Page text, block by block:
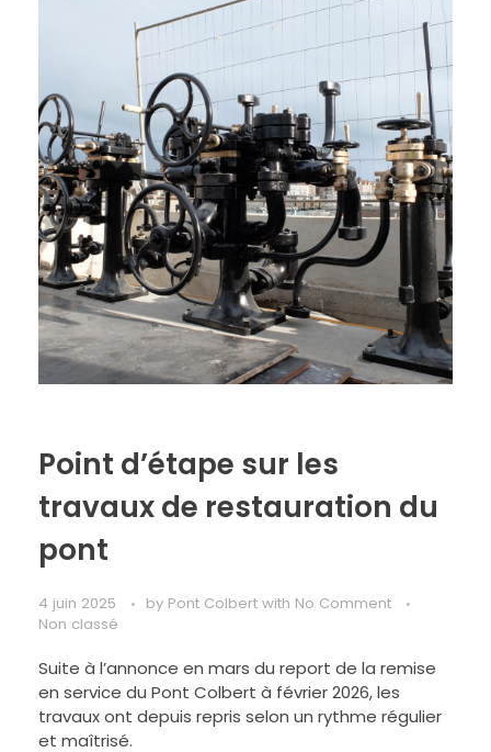
Point d’étape sur les
travaux de restauration du
pont
4 juin 2025 by Pont Colbert with No Comment
Non classé
Suite à l’annonce en mars du report de la remise
en service du Pont Colbert à février 2026, les
travaux ont depuis repris selon un rythme régulier
et maîtrisé.